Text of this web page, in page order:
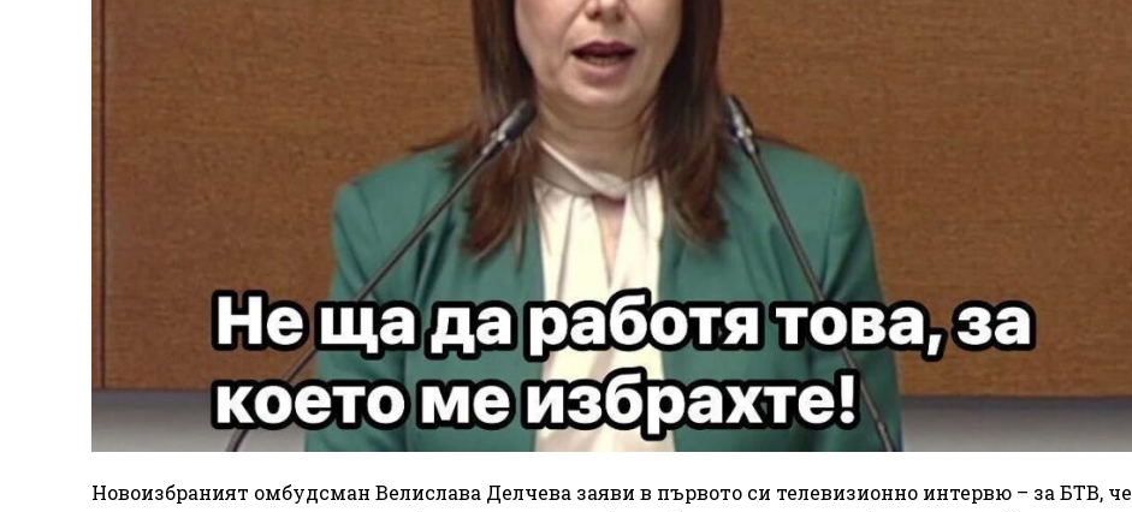
Новоизбраният омбудсман Велислава Делчева заяви в първото си телевизионно интервю – за БТВ, че